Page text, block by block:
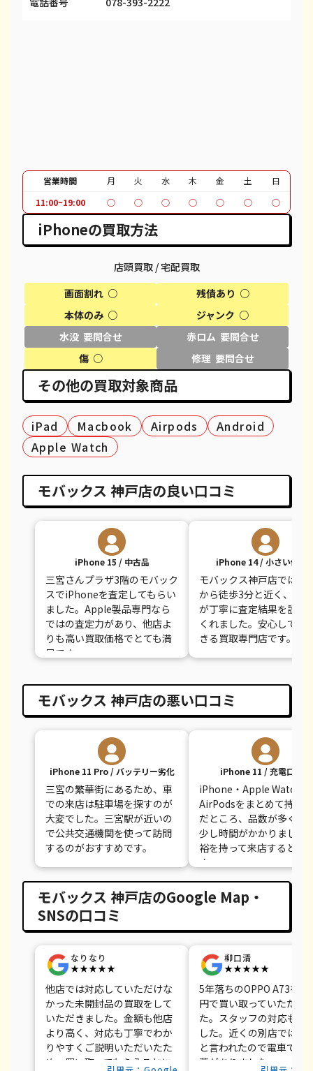
iPhone 11 Pro Max
iPhone XS
iPhone XS Max
iPhone X
iPhone 8 Plus
iPhone 8
iPhone 7
iPhone 7 Plus
都度見積(非公開)
都度見積(非公開)
都度見積(非公開)
都度見積(非公開)
都度見積(非公開)
都度見積(非公開)
都度見積(非公開)
都度見積(非公開)
¥39,600
¥20,600
¥26,100
¥14,100
¥9,100
¥12,100
営業時間 月 火 水 木 金 土
日
11:00~19:00
○ ○ ○ ○ ○ ○ ○
iPhoneの買取方法
店頭買取 / 宅配買取
画面割れ ○
残債あり ○
本体のみ ○
ジャンク ○
水没 要問合せ
赤ロム 要問合せ
傷 ○
修理 要問合せ
その他の買取対象商品
iPad Macbook Airpods
Android
Apple Watch
モバックス 神戸店の良い口コミ
iPhone 15 / 中古品
三宮さんプラザ3階のモバック
スでiPhoneを査定してもらい
ました。Apple製品専門なら
ではの査定力があり、他店よ
りも高い買取価格でとても満
足です。
iPhone 14 / 小さい傷あ
モバックス神戸店では三
から徒歩3分と近く、ス
が丁寧に査定結果を説明
くれました。安心して利
きる買取専門店です。
モバックス 神戸店の悪い口コミ
iPhone 11 Pro / バッテリー劣化
三宮の繁華街にあるため、車
での来店は駐車場を探すのが
大変でした。三宮駅が近いの
で公共交通機関を使って訪問
するのがおすすめです。
iPhone 11 / 充電口不良
iPhone・Apple Watch・
AirPodsをまとめて持ち
だところ、品数が多く査
少し時間がかかりました
裕を持って来店するとよ
す。
モバックス 神戸店のGoogle Map・
SNSの口コミ
なりなり
★★★★★
他店では対応していただけな
かった未開封品の買取をして
いただきました。金額も他店
より高く、対応も丁寧でわか
りやすくご説明いただいたた
め、買い取ってもらうことに
柳口清
★★★★★
5年落ちのOPPO A73を
円で買い取っていただき
た。スタッフの対応も丁
した。近くの別店では
と言われたので電車で来
斐がありました。